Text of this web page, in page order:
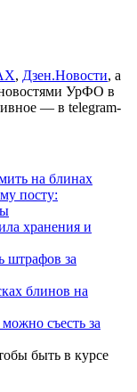
, Дзен.Новости, а
УрФО в
— в telegram-
на блинах
посту:
хранения и
штрафов за
блинов на
съесть за
быть в курсе